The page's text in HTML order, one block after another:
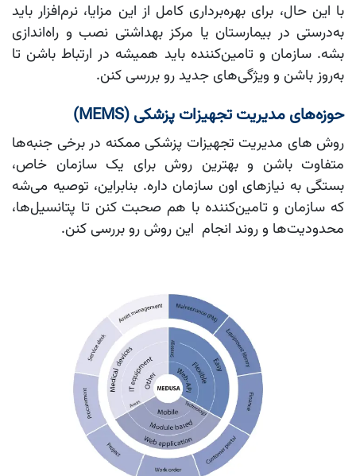
با این حال، برای بهره‌برداری کامل از این مزایا، نرم‌افزار باید
به‌درستی در بیمارستان یا مرکز بهداشتی نصب و راه‌اندازی
بشه. سازمان و تامین‌کننده باید همیشه در ارتباط باشن تا
به‌روز باشن و ویژگی‌های جدید رو بررسی کنن.
حوزه‌های مدیریت تجهیزات پزشکی (MEMS)
روش های مدیریت تجهیزات پزشکی ممکنه در برخی جنبه‌ها
متفاوت باشن و بهترین روش برای یک سازمان خاص،
بستگی به نیازهای اون سازمان داره. بنابراین، توصیه می‌شه
که سازمان و تامین‌کننده با هم صحبت کنن تا پتانسیل‌ها،
محدودیت‌ها و روند انجام این روش رو بررسی کنن.